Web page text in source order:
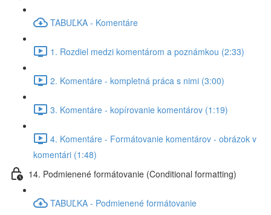
TABUĽKA - Komentáre
1. Rozdiel medzi komentárom a poznámkou (2:33)
2. Komentáre - kompletná práca s nimi (3:00)
3. Komentáre - kopírovanie komentárov (1:19)
4. Komentáre - Formátovanie komentárov - obrázok v
komentári (1:48)
14. Podmienené formátovanie (Conditional formatting)
TABUĽKA - Podmienené formátovanie